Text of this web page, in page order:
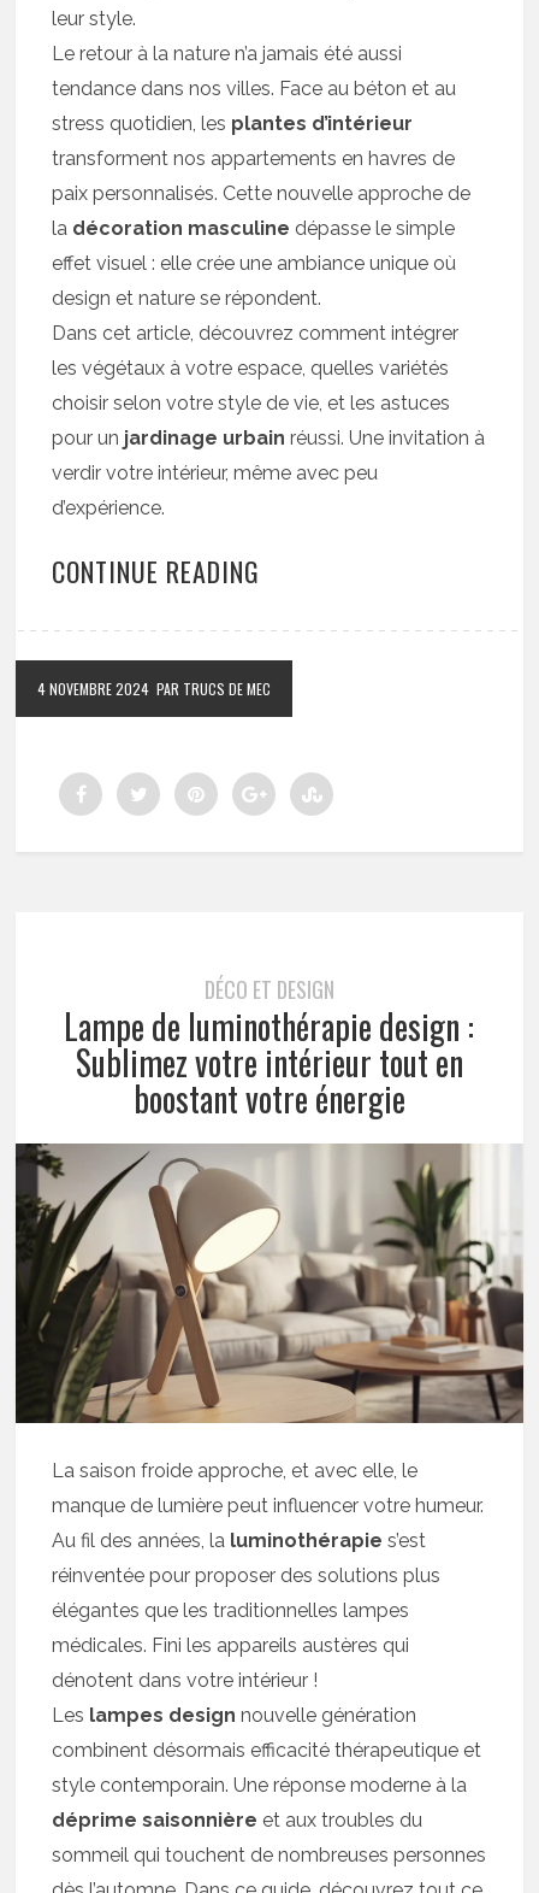
leur style.
Le retour à la nature n’a jamais été aussi
tendance dans nos villes. Face au béton et au
stress quotidien, les plantes d’intérieur
transforment nos appartements en havres de
paix personnalisés. Cette nouvelle approche de
la décoration masculine dépasse le simple
effet visuel : elle crée une ambiance unique où
design et nature se répondent.
Dans cet article, découvrez comment intégrer
les végétaux à votre espace, quelles variétés
choisir selon votre style de vie, et les astuces
pour un jardinage urbain réussi. Une invitation à
verdir votre intérieur, même avec peu
d’expérience.
CONTINUE READING
4 NOVEMBRE 2024 PAR TRUCS DE MEC
DÉCO ET DESIGN
Lampe de luminothérapie design :
Sublimez votre intérieur tout en
boostant votre énergie
La saison froide approche, et avec elle, le
manque de lumière peut influencer votre humeur.
Au fil des années, la luminothérapie s’est
réinventée pour proposer des solutions plus
élégantes que les traditionnelles lampes
médicales. Fini les appareils austères qui
dénotent dans votre intérieur !
Les lampes design nouvelle génération
combinent désormais efficacité thérapeutique et
style contemporain. Une réponse moderne à la
déprime saisonnière et aux troubles du
sommeil qui touchent de nombreuses personnes